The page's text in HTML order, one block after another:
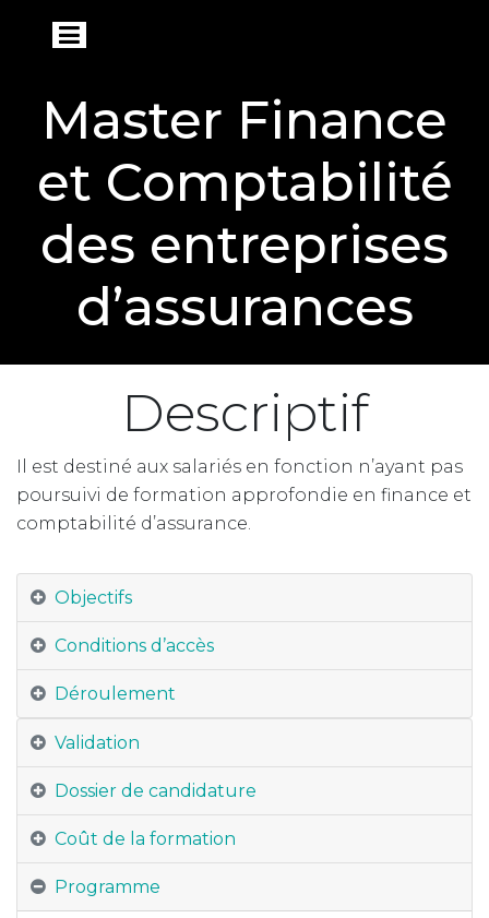
Master Finance
et Comptabilité
des entreprises
d’assurances
Descriptif
Il est destiné aux salariés en fonction n’ayant pas
poursuivi de formation approfondie en finance et
comptabilité d’assurance.
Objectifs
Conditions d’accès
Déroulement
Validation
Dossier de candidature
Coût de la formation
Programme